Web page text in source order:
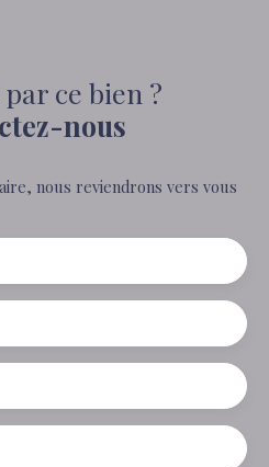
ce bien ?
nous
nous reviendrons vers vous